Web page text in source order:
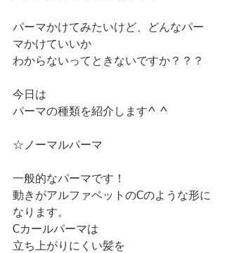
パーマかけてみたいけど、どんなパー
マかけていいか
わからないってときないですか？？？
今日は
パーマの種類を紹介します^ ^
☆ノーマルパーマ
一般的なパーマです！
動きがアルファベットのCのような形に
なります。
Cカールパーマは
立ち上がりにくい髪を